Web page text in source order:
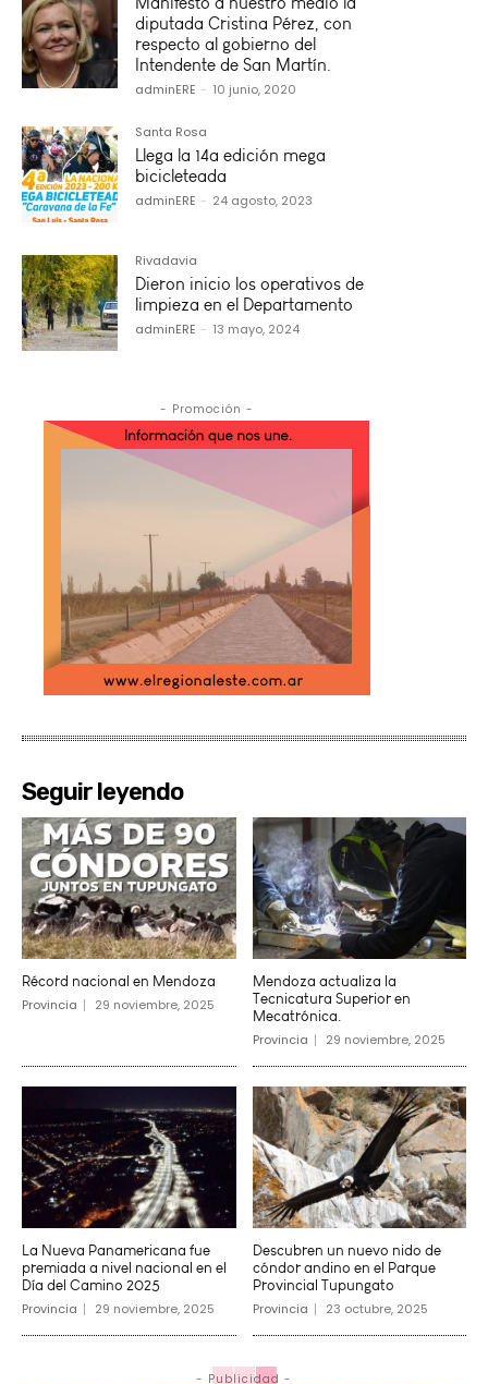
diputada Cristina Pérez, con
respecto al gobierno del
Intendente de San Martín.
adminERE - 10 junio, 2020
Santa Rosa
Llega la 14a edición mega
bicicleteada
adminERE - 24 agosto, 2023
Rivadavia
Dieron inicio los operativos de
limpieza en el Departamento
adminERE - 13 mayo, 2024
- Promoción -
Seguir leyendo
Récord nacional en Mendoza
Provincia 29 noviembre, 2025
Mendoza actualiza la
Tecnicatura Superior en
Mecatrónica.
Provincia 29 noviembre, 2025
La Nueva Panamericana fue
premiada a nivel nacional en el
Día del Camino 2025
Provincia 29 noviembre, 2025
Descubren un nuevo nido de
cóndor andino en el Parque
Provincial Tupungato
Provincia 23 octubre, 2025
- Publicidad -